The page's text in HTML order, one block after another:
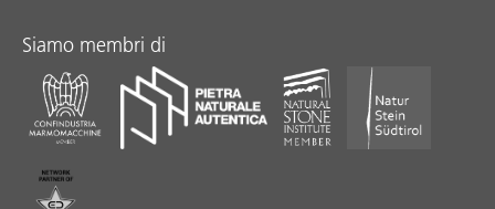
Siamo membri di